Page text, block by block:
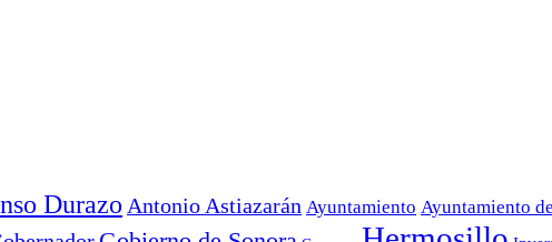
Durazo Antonio Astiazarán Ayuntamiento Ayuntamiento